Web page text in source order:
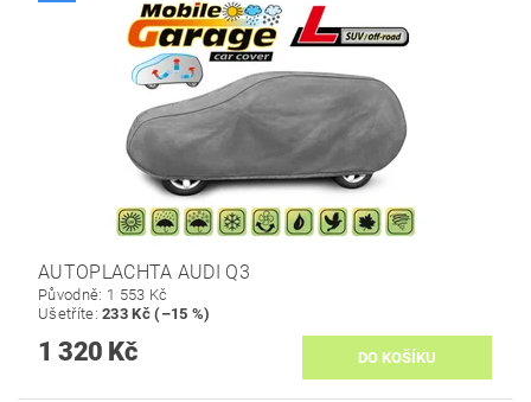
AUTOPLACHTA AUDI Q3
Původně: 1 553 Kč
Ušetříte:233 Kč (–15 %)
1 320 Kč